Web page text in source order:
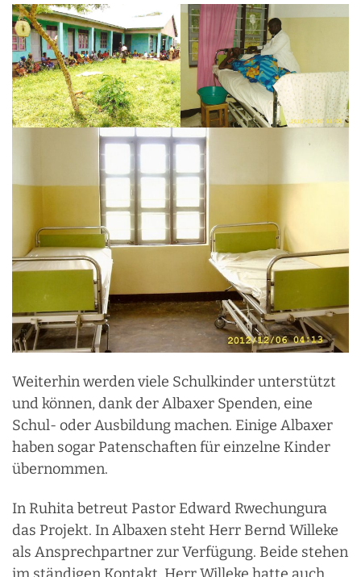
Weiterhin werden viele Schulkinder unterstützt
und können, dank der Albaxer Spenden, eine
Schul- oder Ausbildung machen. Einige Albaxer
haben sogar Patenschaften für einzelne Kinder
übernommen.
In Ruhita betreut Pastor Edward Rwechungura
das Projekt. In Albaxen steht Herr Bernd Willeke
als Ansprechpartner zur Verfügung. Beide stehen